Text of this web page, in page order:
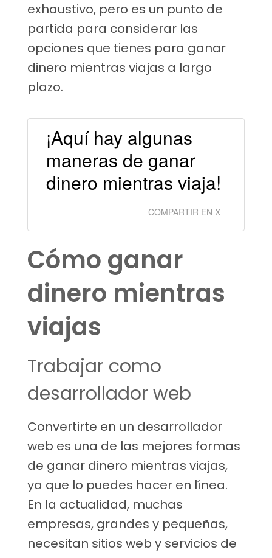
exhaustivo, pero es un punto de
partida para considerar las
opciones que tienes para ganar
dinero mientras viajas a largo
plazo.
¡Aquí hay algunas
maneras de ganar
dinero mientras viaja!
COMPARTIR EN X
Cómo ganar
dinero mientras
viajas
Trabajar como
desarrollador web
Convertirte en un desarrollador
web es una de las mejores formas
de ganar dinero mientras viajas,
ya que lo puedes hacer en línea.
En la actualidad, muchas
empresas, grandes y pequeñas,
necesitan sitios web y servicios de